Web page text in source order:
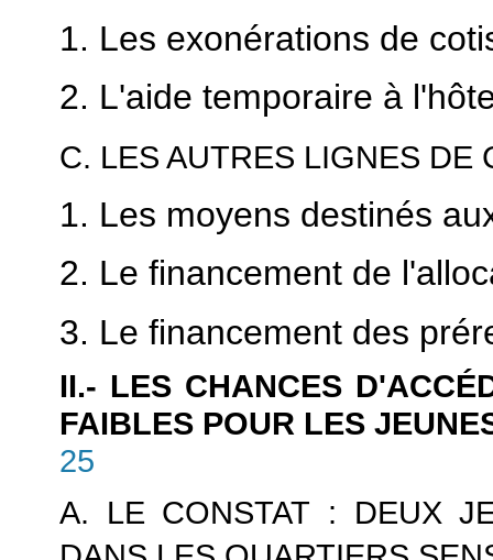
1. Les exonérations de
2. L'aide temporaire à
C. LES AUTRES LIGNES DE
1. Les moyens destinés
2. Le financement de
3. Le financement des
II.- LES CHANCES
FAIBLES POUR LES
25
A. LE CONSTAT : DEUX